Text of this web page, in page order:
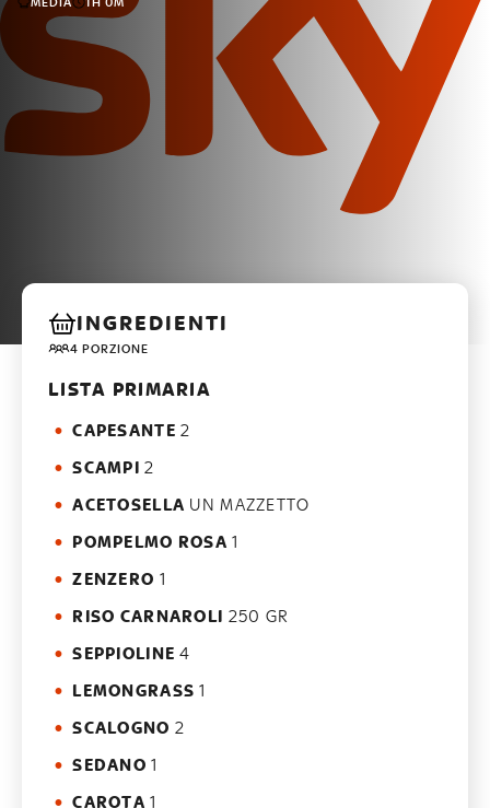
INGREDIENTI
4 PORZIONE
LISTA PRIMARIA
CAPESANTE 2
SCAMPI 2
ACETOSELLA UN MAZZETTO
POMPELMO ROSA 1
ZENZERO 1
RISO CARNAROLI 250 GR
SEPPIOLINE 4
LEMONGRASS 1
SCALOGNO 2
SEDANO 1
CAROTA 1